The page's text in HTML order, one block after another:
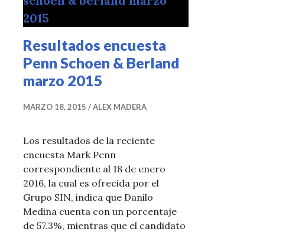
no aprueban reelección
Resultados encuesta
Penn Schoen & Berland
marzo 2015
MARZO 18, 2015 ALEX MADERA
Los resultados de la reciente
encuesta Mark Penn
correspondiente al 18 de enero
2016, la cual es ofrecida por el
Grupo SIN, indica que Danilo
Medina cuenta con un porcentaje
de 57.3%, mientras que el candidato